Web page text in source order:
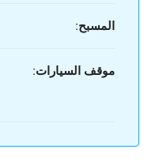
المسبح:
موقف السيارات: